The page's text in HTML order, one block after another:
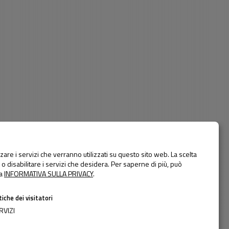
Anno di costruzione
Tutti gli anni
a
un passaggio interno ogni tre piani. Al piano terra si trovano
i servizi che verranno utilizzati su questo sito web. La scelta
disabilitare i servizi che desidera.Per saperne di più, può
INFORMATIVA SULLA PRIVACY.
dei visitatori